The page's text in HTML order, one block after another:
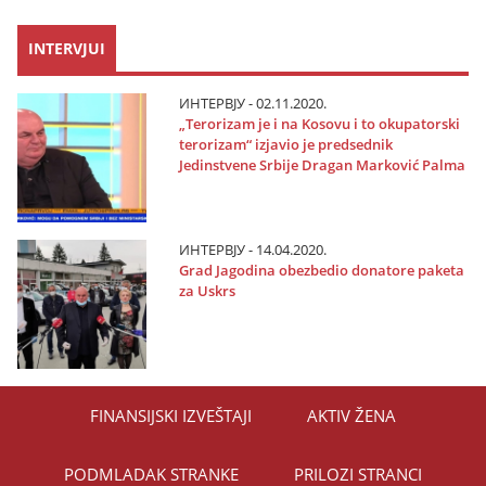
INTERVJUI
ИНТЕРВЈУ - 02.11.2020.
„Terorizam јe i na Kosovu i to okupatorski
terorizam“ izјavio јe predsednik
Јedinstvene Srbiјe Dragan Marković Palma
ИНТЕРВЈУ - 14.04.2020.
Grad Јagodina obezbedio donatore paketa
za Uskrs
FINANSIЈSKI IZVEŠTAЈI AKTIV ŽENA
PODMLADAK STRANKE PRILOZI STRANCI